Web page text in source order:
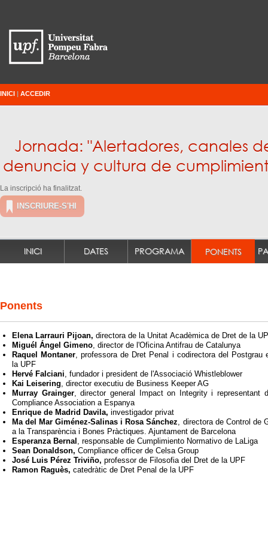
INICI | ACCEDIR
Jornada: "Alertadores, canales
denuncia y cultura de
La inscripció ha finalitzat.
INSCRIURE-S'HI
INICI DATES PROGRAMA PONENTS
Ponents
Elena Larrauri Pijoan, directora de la Unitat Acadèmica de Dret de la
Miguél Ángel Gimeno, director de l'Oficina Antifrau de Catalunya
Raquel Montaner, professora de Dret Penal i codirectora del Postgrau
la UPF
Hervé Falciani, fundador i president de l'Associació Whistleblower
Kai Leisering, director executiu de Business Keeper AG
Murray Grainger, director general Impact on Integrity i representant
Compliance Association a Espanya
Enrique de Madrid Davila, investigador privat
Ma del Mar Giménez-Salinas i Rosa Sánchez, directora de Control de
a la Transparència i Bones Pràctiques. Ajuntament de Barcelona
Esperanza Bernal , responsable de Cumplimiento Normativo de LaLiga
Sean Donaldson, Compliance officer de Celsa Group
José Luis Pérez Triviño, professor de Filosofia del Dret de la UPF
Ramon Raguès, catedràtic de Dret Penal de la UPF